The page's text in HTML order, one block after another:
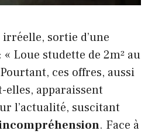
irréelle, sortie d’une
Loue studette de 2m² au
ces offres, aussi
elles, apparaissent
l’actualité, suscitant
. Face à